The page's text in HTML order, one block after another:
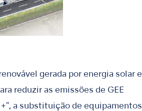
gerada por energia solar e
reduzir as emissões de GEE
a substituição de equipamentos